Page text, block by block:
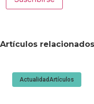
Artículos relacionados
ActualidadArtículos